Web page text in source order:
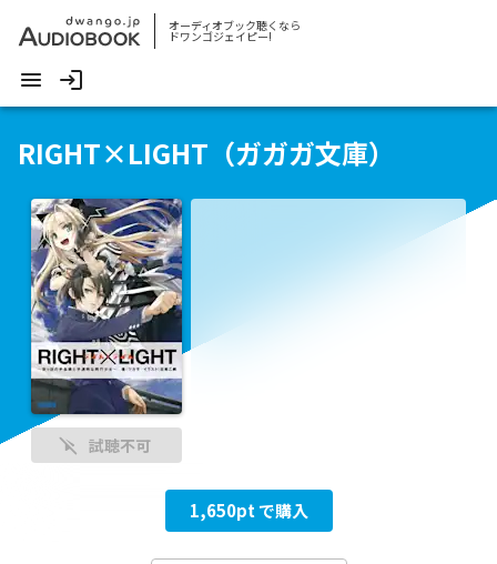
オーディオブック聴くなら
ドワンゴジェイピー!
RIGHT×LIGHT（ガガガ文庫）
試聴不可
1,650pt で購入